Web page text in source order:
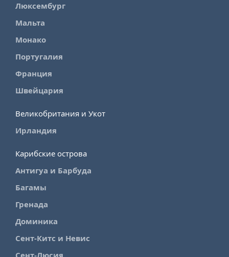
Люксембург
Мальта
Монако
Португалия
Франция
Швейцария
Великобритания и Укот
Ирландия
Карибские острова
Антигуа и Барбуда
Багамы
Гренада
Доминика
Сент-Китс и Невис